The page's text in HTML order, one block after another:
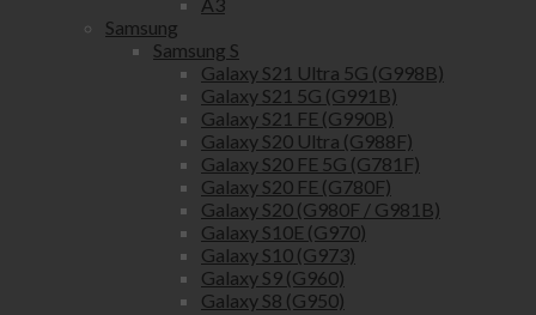
Samsung
Samsung S
Galaxy S21 Ultra 5G (G998B)
Galaxy S21 5G (G991B)
Galaxy S21 FE (G990B)
Galaxy S20 Ultra (G988F)
Galaxy S20 FE 5G (G781F)
Galaxy S20 FE (G780F)
Galaxy S20 (G980F / G981B)
Galaxy S10E (G970)
Galaxy S10 (G973)
Galaxy S9 (G960)
Galaxy S8 (G950)